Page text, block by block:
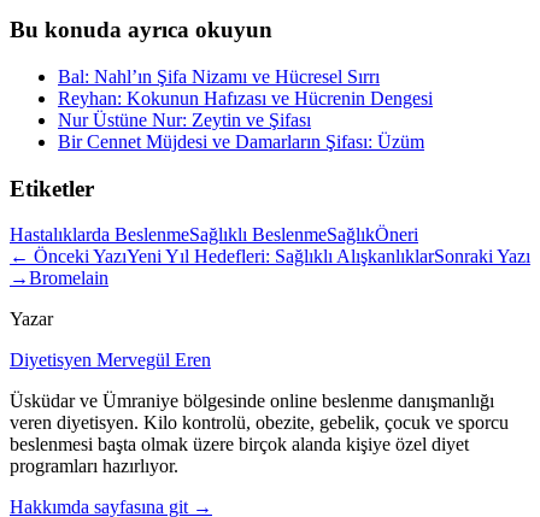
Bu konuda ayrıca okuyun
Bal: Nahl’ın Şifa Nizamı ve Hücresel Sırrı
Reyhan: Kokunun Hafızası ve Hücrenin Dengesi
Nur Üstüne Nur: Zeytin ve Şifası
Bir Cennet Müjdesi ve Damarların Şifası: Üzüm
Etiketler
Hastalıklarda BeslenmeSağlıklı BeslenmeSağlıkÖneri
← Önceki YazıYeni Yıl Hedefleri: Sağlıklı AlışkanlıklarSonraki Yazı
→Bromelain
Yazar
Diyetisyen Mervegül Eren
Üsküdar ve Ümraniye bölgesinde online beslenme danışmanlığı
veren diyetisyen. Kilo kontrolü, obezite, gebelik, çocuk ve sporcu
beslenmesi başta olmak üzere birçok alanda kişiye özel diyet
programları hazırlıyor.
Hakkımda sayfasına git →